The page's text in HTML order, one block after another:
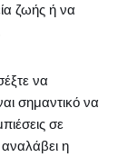
ζωής ή να
να
σημαντικό να
σε
η